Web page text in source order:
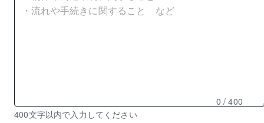
残
0 / 400
400文字以内で入力してください